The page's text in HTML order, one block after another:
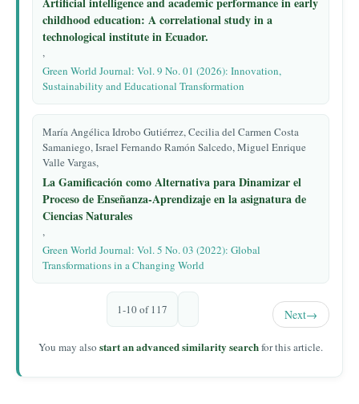
childhood education: A correlational study in a
technological institute in Ecuador.
,
Green World Journal: Vol. 9 No. 01 (2026): Innovation,
Sustainability and Educational Transformation
María Angélica Idrobo Gutiérrez, Cecilia del Carmen Costa
Samaniego, Israel Fernando Ramón Salcedo, Miguel Enrique
Valle Vargas,
La Gamificación como Alternativa para Dinamizar el
Proceso de Enseñanza-Aprendizaje en la asignatura de
Ciencias Naturales
,
Green World Journal: Vol. 5 No. 03 (2022): Global
Transformations in a Changing World
1-10 of 117 Next→
You may also start an advanced similarity searchfor this article.